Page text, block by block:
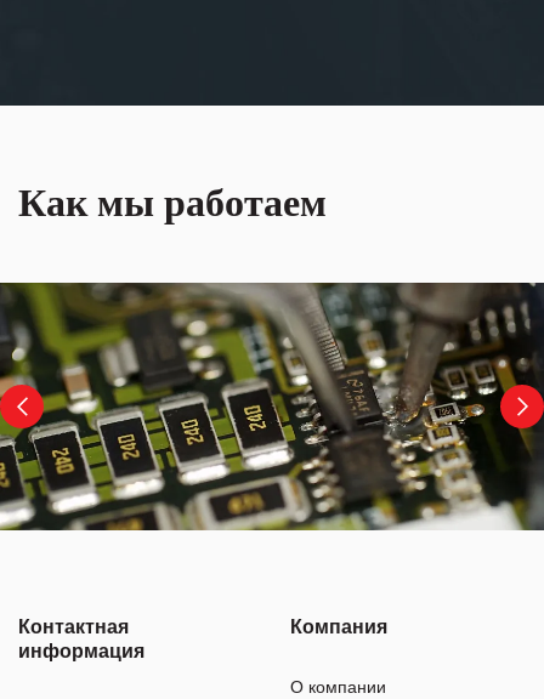
Как мы работаем
Контактная
информация
Компания
О компании